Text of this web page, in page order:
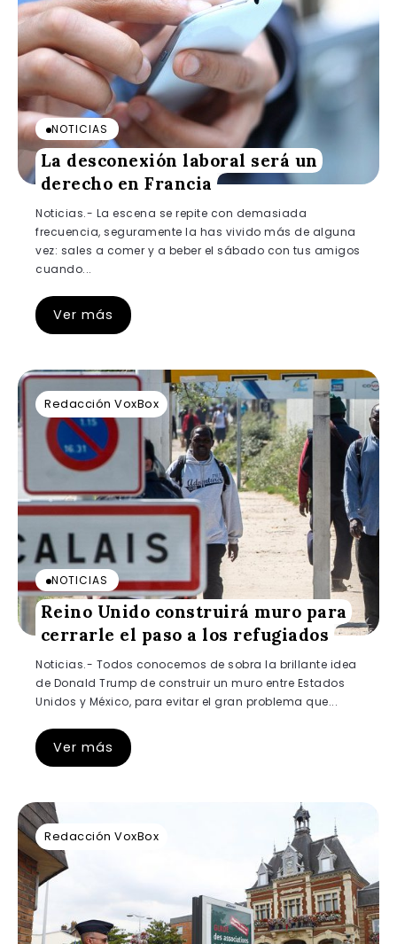
NOTICIAS
La desconexión laboral será un
derecho en Francia
Noticias.- La escena se repite con demasiada
frecuencia, seguramente la has vivido más de alguna
vez: sales a comer y a beber el sábado con tus amigos
cuando...
Ver más
Redacción VoxBox
NOTICIAS
Reino Unido construirá muro para
cerrarle el paso a los refugiados
Noticias.- Todos conocemos de sobra la brillante idea
de Donald Trump de construir un muro entre Estados
Unidos y México, para evitar el gran problema que...
Ver más
Redacción VoxBox